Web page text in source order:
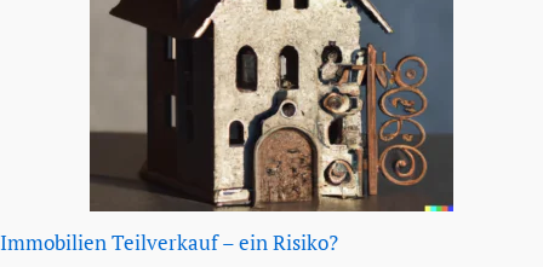
Immobilien Teilverkauf – ein Risiko?